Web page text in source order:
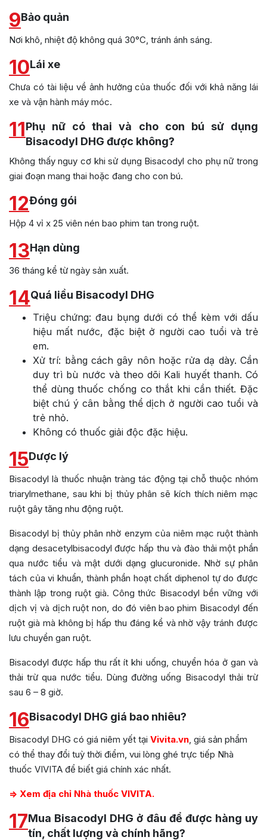
9Bảo quản
Nơi khô, nhiệt độ không quá 30°C, tránh ánh sáng.
10Lái xe
Chưa có tài liệu về ảnh hưởng của thuốc đối với khả năng lái
xe và vận hành máy móc.
11Phụ nữ có thai và cho con bú sử dụng
Bisacodyl DHG được không?
Không thấy nguy cơ khi sử dụng Bisacodyl cho phụ nữ trong
giai đoạn mang thai hoặc đang cho con bú.
12Đóng gói
Hộp 4 vỉ x 25 viên nén bao phim tan trong ruột.
13Hạn dùng
36 tháng kể từ ngày sản xuất.
14Quá liều Bisacodyl DHG
Triệu chứng: đau bụng dưới có thể kèm với dấu
hiệu mất nước, đặc biệt ở người cao tuổi và trẻ
em.
Xử trí: bằng cách gây nôn hoặc rửa dạ dày. Cần
duy trì bù nước và theo dõi Kali huyết thanh. Có
thể dùng thuốc chống co thắt khi cần thiết. Đặc
biệt chú ý cân bằng thể dịch ở người cao tuổi và
trẻ nhỏ.
Không có thuốc giải độc đặc hiệu.
15Dược lý
Bisacodyl là thuốc nhuận tràng tác động tại chỗ thuộc nhóm
triarylmethane, sau khi bị thủy phân sẽ kích thích niêm mạc
ruột gây tăng nhu động ruột.
Bisacodyl bị thủy phân nhờ enzym của niêm mạc ruột thành
dạng desacetylbisacodyl được hấp thu và đào thải một phần
qua nước tiểu và mật dưới dạng glucuronide. Nhờ sự phân
tách của vi khuẩn, thành phần hoạt chất diphenol tự do được
thành lập trong ruột già. Công thức Bisacodyl bền vững với
dịch vị và dịch ruột non, do đó viên bao phim Bisacodyl đến
ruột già mà không bị hấp thu đáng kể và nhờ vậy tránh được
lưu chuyển gan ruột.
Bisacodyl được hấp thu rất ít khi uống, chuyển hóa ở gan và
thải trừ qua nước tiểu. Dùng đường uống Bisacodyl thải trừ
sau 6 – 8 giờ.
16Bisacodyl DHG giá bao nhiêu?
Bisacodyl DHG có giá niêm yết tại Vivita.vn , giá sản phẩm
có thể thay đổi tuỳ thời điểm, vui lòng ghé trực tiếp Nhà
thuốc VIVITA để biết giá chính xác nhất.
=> Xem địa chỉ Nhà thuốc VIVITA.
17Mua Bisacodyl DHG ở đâu để được hàng uy
tín, chất lượng và chính hãng?